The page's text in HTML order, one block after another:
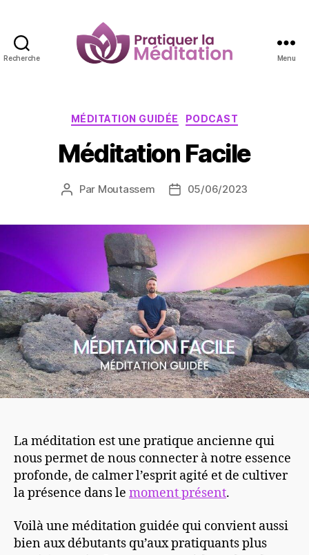
Recherche Menu
Catégories
MÉDITATION GUIDÉE PODCAST
Méditation Facile
Auteur
Par Moutassem
Date05/06/2023
La méditation est une pratique ancienne qui
nous permet de nous connecter à notre essence
profonde, de calmer l’esprit agité et de cultiver
la présence dans le moment présent.
Voilà une méditation guidée qui convient aussi
bien aux débutants qu’aux pratiquants plus